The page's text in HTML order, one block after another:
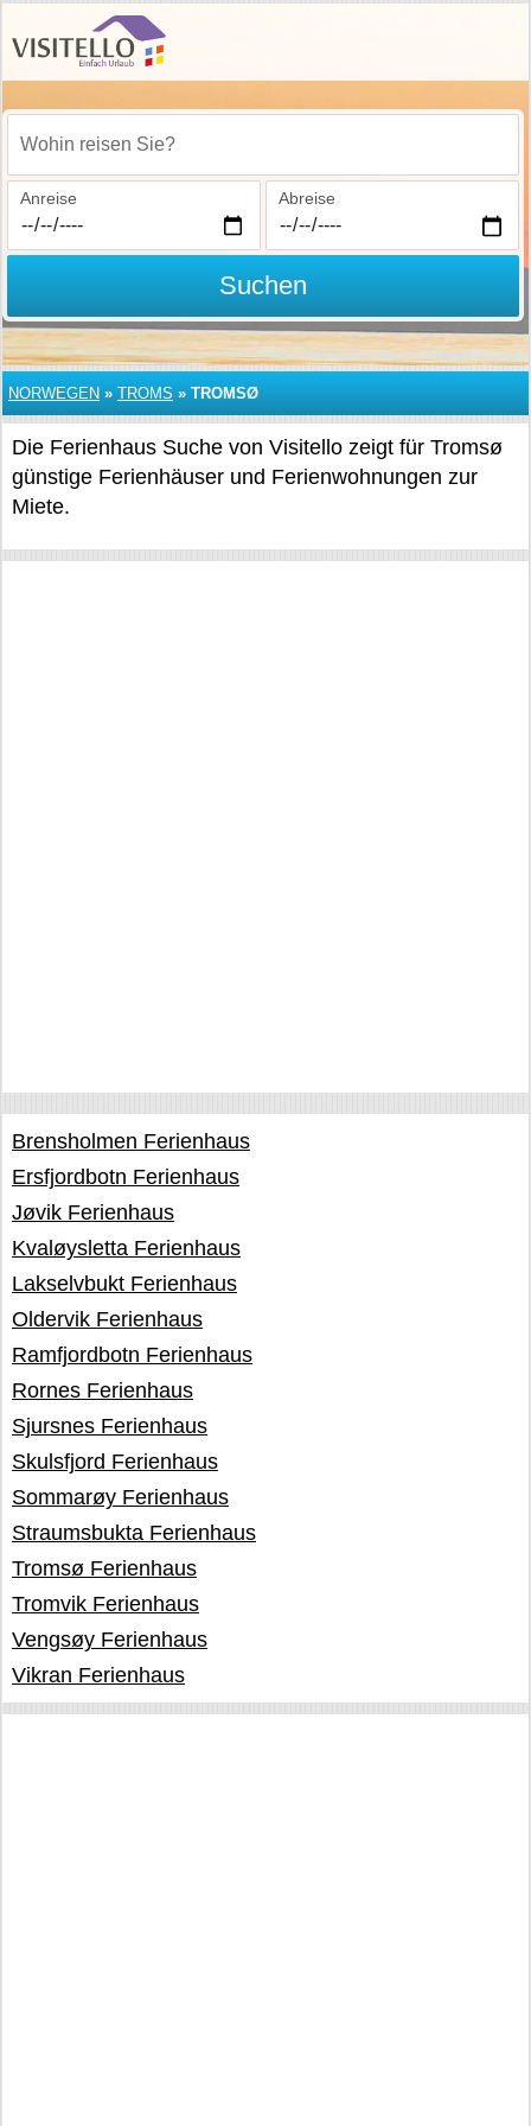
Wohin reisen Sie?
Anreise Abreise
Suchen
NORWEGEN » TROMS » TROMSØ
Die Ferienhaus Suche von Visitello zeigt für Tromsø
günstige Ferienhäuser und Ferienwohnungen zur
Miete.
Brensholmen Ferienhaus
Ersfjordbotn Ferienhaus
Jøvik Ferienhaus
Kvaløysletta Ferienhaus
Lakselvbukt Ferienhaus
Oldervik Ferienhaus
Ramfjordbotn Ferienhaus
Rornes Ferienhaus
Sjursnes Ferienhaus
Skulsfjord Ferienhaus
Sommarøy Ferienhaus
Straumsbukta Ferienhaus
Tromsø Ferienhaus
Tromvik Ferienhaus
Vengsøy Ferienhaus
Vikran Ferienhaus